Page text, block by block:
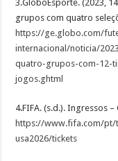
3.GloboEsporte. (2023,
grupos com quatro
https://ge.globo.com/
internacional/noticia/
quatro-grupos-com-12-
jogos.ghtml
4.FIFA. (s.d.). Ingressos
https://www.fifa.com/pt/
usa2026/tickets